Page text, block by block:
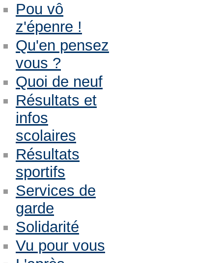
Pou vô
z'épenre !
Qu'en pensez
vous ?
Quoi de neuf
Résultats et
infos
scolaires
Résultats
sportifs
Services de
garde
Solidarité
Vu pour vous